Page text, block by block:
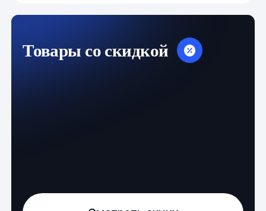
Товары со скидкой